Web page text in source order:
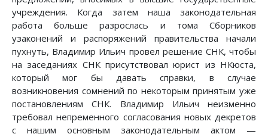
учреждения. Когда затем наша законодательная
работа больше разрослась и тома Сборников
узаконений и распоряжений правительства начали
пухнуть, Владимир Ильич провел решение СНК, чтобы
на заседаниях СНК присутствовал юрист из НКюста,
который мог бы давать справки, в случае
возникновения сомнений по некоторым принятым уже
постановлениям СНК. Владимир Ильич неизменно
требовал непременного согласования новых декретов
с нашим основным законодательным актом —